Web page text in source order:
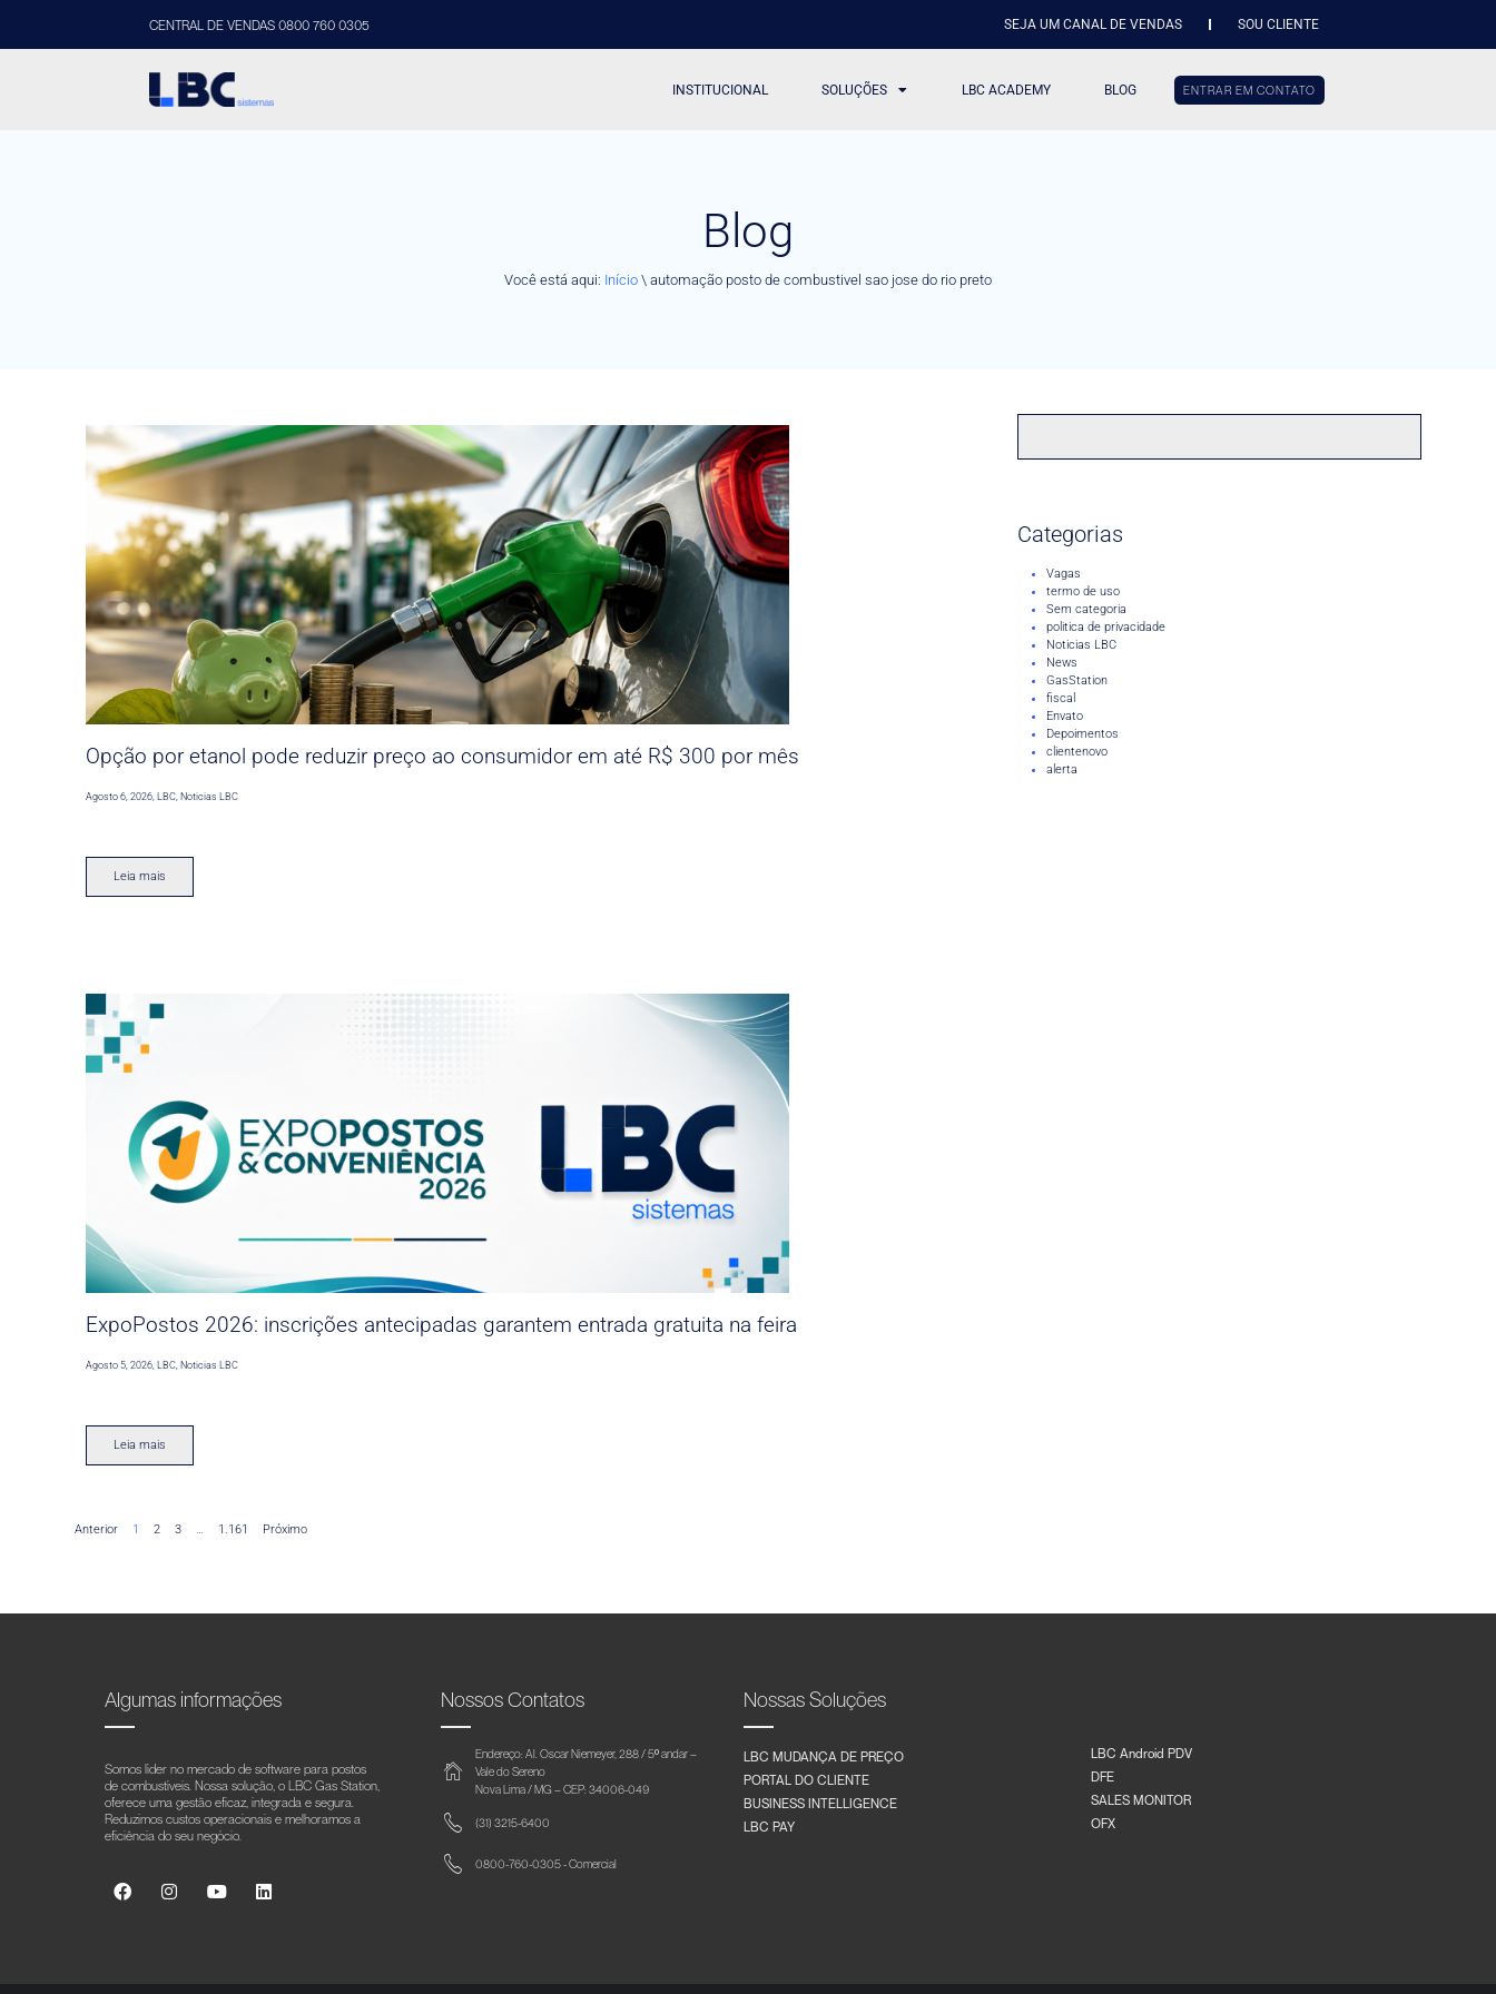
CENTRAL DE VENDAS 0800 760 0305 SEJA UM CANAL DE VENDAS SOU CLIENTE
INSTITUCIONAL SOLUÇÕES LBC ACADEMY BLOG ENTRAR EM CONTATO
Blog
Você está aqui: Início \ automação posto de combustivel sao jose do rio preto
Opção por etanol pode reduzir preço ao consumidor em até R$ 300 por mês
Agosto 6, 2026,LBC,Noticias LBC
Leia mais
ExpoPostos 2026: inscrições antecipadas garantem entrada gratuita na feira
Agosto 5, 2026 ,LBC Noticias LBC
Leia mais
Anterior 1 2 3 … 1.161 Próximo
Categorias
Vagas
termo de uso
Sem categoria
politica de privacidade
Noticias LBC
News
GasStation
fiscal
Envato
Depoimentos
clientenovo
alerta
Algumas informações
Somos líder no mercado de software para postos
de combustíveis. Nossa solução, o LBC Gas Station,
oferece uma gestão eficaz, integrada e segura.
Reduzimos custos operacionais e melhoramos a
eficiência do seu negócio.
Nossos Contatos
Endereço: Al. Oscar Niemeyer, 288 / 5º andar –
Vale do Sereno
Nova Lima / MG – CEP: 34006-049
(31) 3215-6400
0800-760-0305 - Comercial
Nossas Soluções
LBC MUDANÇA DE PREÇO
PORTAL DO CLIENTE
BUSINESS INTELLIGENCE
LBC PAY
LBC Android PDV
DFE
SALES MONITOR
OFX